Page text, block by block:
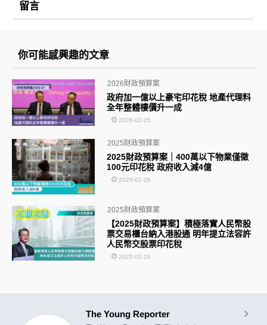
留言
你可能感興趣的文章
政府加一億以上豪宅印花稅 地產代理料
全年整體樓價升一成
2026財政預算案
2026-02-25
2025財政預算案｜400萬以下物業僅徵
100元印花稅 政府收入減4億
2025財政預算案
2025-02-26
【2025財政預算案】積極落實人民幣股
票交易櫃台納入港股通 明年提立法容許
人民幣交股票印花稅
2025財政預算案
2025-02-26
The Young Reporter